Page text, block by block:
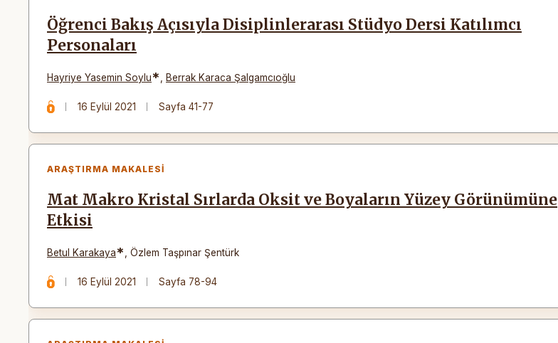
Öğrenci Bakış Açısıyla Disiplinlerarası Stüdyo Dersi Katılımcı
Personaları
Hayriye Yasemin Soylu* Berrak Karaca Şalgamcıoğlu
16 Eylül 2021 Sayfa 41-77
ARAŞTIRMA MAKALESI
Mat Makro Kristal Sırlarda Oksit ve Boyaların Yüzey Görünümüne
Etkisi
Betul Karakaya* Özlem Taşpınar Şentürk
16 Eylül 2021 Sayfa 78-94